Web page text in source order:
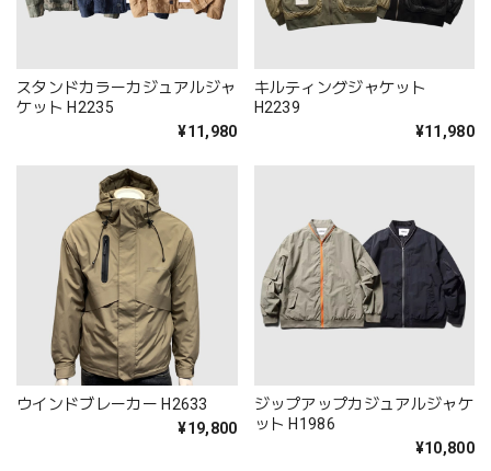
スタンドカラーカジュアルジャ
ケット H2235
¥11,980
キルティングジャケット
H2239
¥11,980
ウインドブレーカー H2633
¥19,800
ジップアップカジュアルジャケ
ット H1986
¥10,800